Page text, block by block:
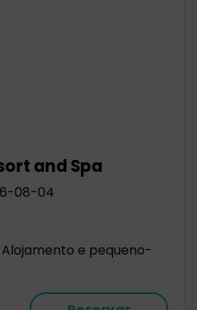
and Spa
08-04
Alojamento e pequeno-